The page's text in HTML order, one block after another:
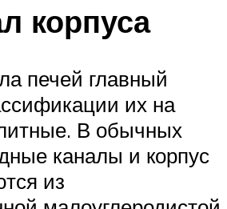
корпуса
печей главный
их на
В обычных
каналы и корпус
из